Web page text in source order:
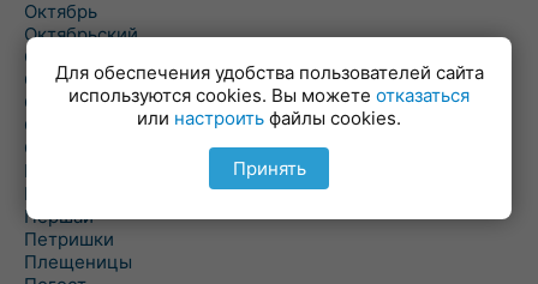
Октябрь
Октябрьский
Олехновичи
Омговичи
Оношки
Осовец
Острошицкий Городок
Пасека
Пастовичи
Першаи
Петришки
Плещеницы
Для обеспечения удобства пользователей сайта
используются cookies. Вы можете отказаться
или настроить файлы cookies.
Принять